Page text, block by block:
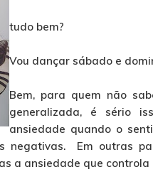
tudo bem?
Vou dançar sábado e
Bem, para quem não
generalizada, é sério
ansiedade quando o
negativas. Em outras
a ansiedade que controla